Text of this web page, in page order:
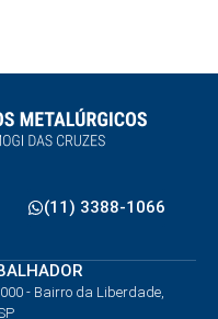
(11) 3388-1066
- Bairro da Liberdade,